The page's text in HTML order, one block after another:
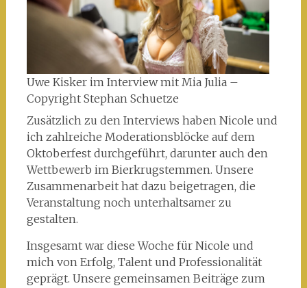
Uwe Kisker im Interview mit Mia Julia –
Copyright Stephan Schuetze
Zusätzlich zu den Interviews haben Nicole und
ich zahlreiche Moderationsblöcke auf dem
Oktoberfest durchgeführt, darunter auch den
Wettbewerb im Bierkrugstemmen. Unsere
Zusammenarbeit hat dazu beigetragen, die
Veranstaltung noch unterhaltsamer zu
gestalten.
Insgesamt war diese Woche für Nicole und
mich von Erfolg, Talent und Professionalität
geprägt. Unsere gemeinsamen Beiträge zum